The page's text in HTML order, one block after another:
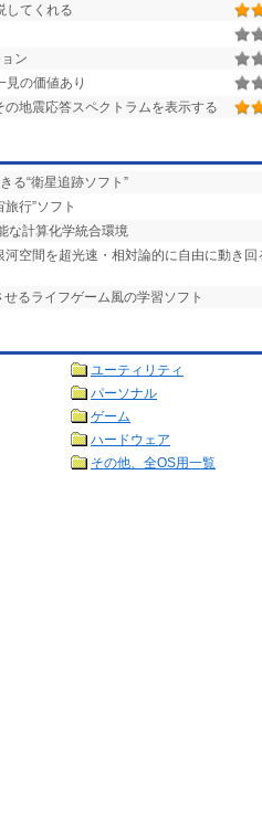
してくれる
ン
見の価値あり
地震応答スペクトラムを表示する
る“衛星追跡ソフト”
行”ソフト
な計算化学統合環境
空間を超光速・相対論的に自由に動き回
るライフゲーム風の学習ソフト
ユーティリティ
パーソナル
ゲーム
ハードウェア
その他、全OS用一覧